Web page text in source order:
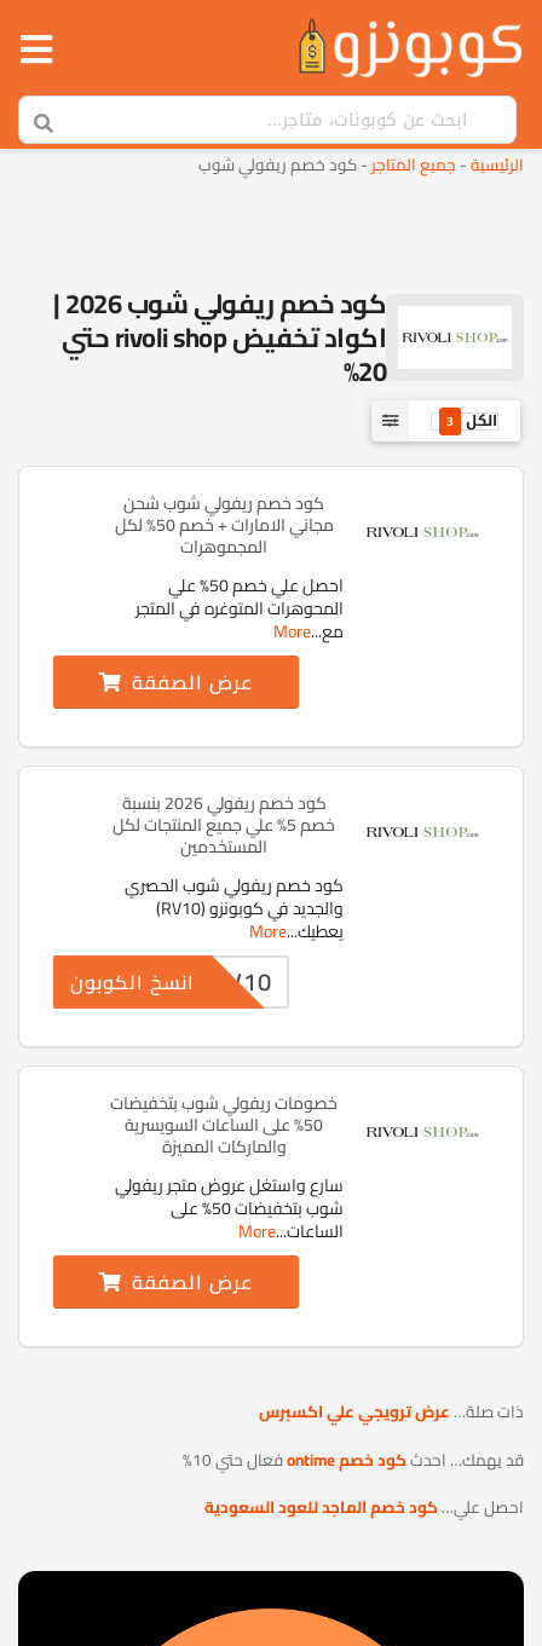
الرئيسية-جميع المتاجر-كود خصم ريفولي شوب
كود خصم ريفولي شوب 2026 |
اكواد تخفيض rivoli shop حتي
20%
الكل 3
كود خصم ريفولي شوب شحن
مجاني الامارات + خصم 50% لكل
المجموهرات
احصل علي خصم 50% علي
المحوهرات المتوغره في المتجر
مع...
More
عرض الصفقة
كود خصم ريفولي 2026 بنسبة
خصم 5% علي جميع المنتجات لكل
المستخدمين
كود خصم ريفولي شوب الحصري
والجديد في كوبونزو (RV10)
يعطيك...
More
RV10 انسخ الكوبون
خصومات ريفولي شوب بتخفيضات
50% على الساعات السويسرية
والماركات المميزة
سارع واستغل عروض متجر ريفولي
شوب بتخفيضات 50% على
الساعات...
More
عرض الصفقة
ذات صلة…عرض ترويجي علي اكسبرس
قد يهمك… احدثكود خصم ontime
فعال حتي 10%
احصل علي…كود خصم الماجد للعود السعودية